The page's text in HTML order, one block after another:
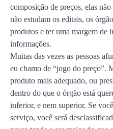
composição de preços, elas
não estudam os editais, os
produtos e ter uma margem de
informações.
Muitas das vezes as pessoas
eu chamo de “jogo do preço”.
produto mais adequado, ou
dentro do que o órgão está
inferior, e nem superior. Se
serviço, você será